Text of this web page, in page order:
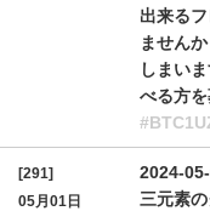
出来る
ません
しまい
べる方
[291]
05月01日
2024-
三元素